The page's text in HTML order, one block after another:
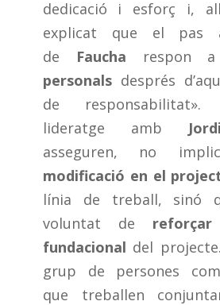
dedicació i esforç i,
explicat que el pas
de
Faucha respon
personals després
de
lideratge amb
asseguren, no
modificació en el
línia de treball, sinó
voluntat de
fundacional del
grup de persones
que treballen